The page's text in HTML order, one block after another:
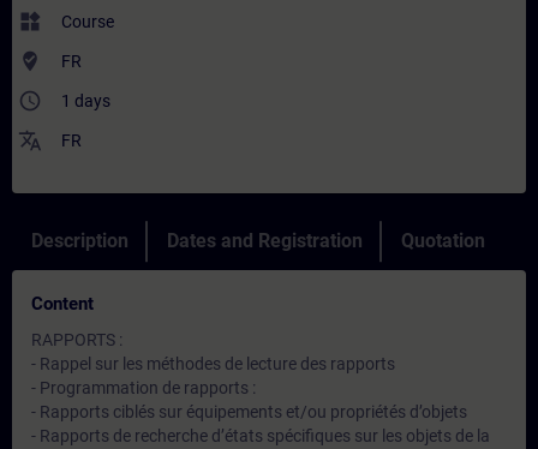
widgets Course
where_to_vote FR
access_time 1 days
translate FR
Description Dates and Registration Quotation
Content
RAPPORTS :
- Rappel sur les méthodes de lecture des rapports
- Programmation de rapports :
- Rapports ciblés sur équipements et/ou propriétés d’objets
- Rapports de recherche d’états spécifiques sur les objets de la